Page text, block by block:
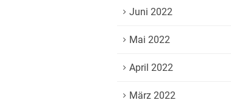
Juni 2022
Mai 2022
April 2022
März 2022